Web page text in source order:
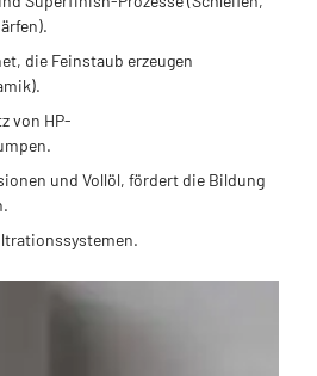
die Feinstaub erzeugen
von HP-
und Vollöl, fördert die Bildung